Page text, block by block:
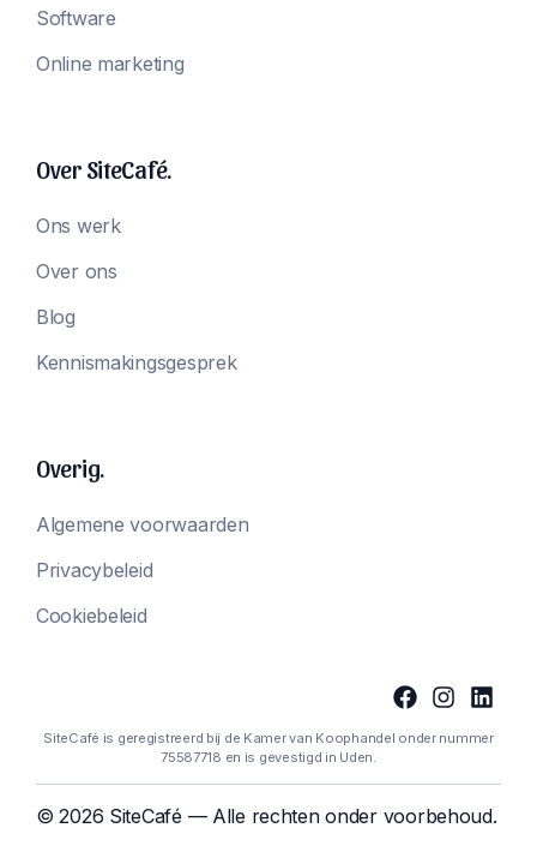
Software
Online marketing
Over SiteCafé.
Ons werk
Over ons
Blog
Kennismakingsgesprek
Overig.
Algemene voorwaarden
Privacybeleid
Cookiebeleid
SiteCafé is geregistreerd bij de Kamer van Koophandel onder nummer
75587718 en is gevestigd in Uden.
© 2026 SiteCafé — Alle rechten onder voorbehoud.